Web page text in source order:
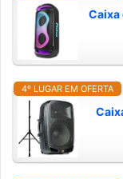
Caixa
4º LUGAR EM OFERTA